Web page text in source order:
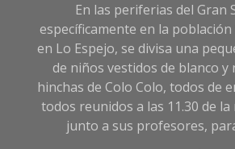
de
Sociedad
En las periferias del Gran
específicamente en la
en Lo Espejo, se divisa una
de niños vestidos de blanco y
hinchas de Colo Colo, todos de
todos reunidos a las 11.30 de
junto a sus profesores,